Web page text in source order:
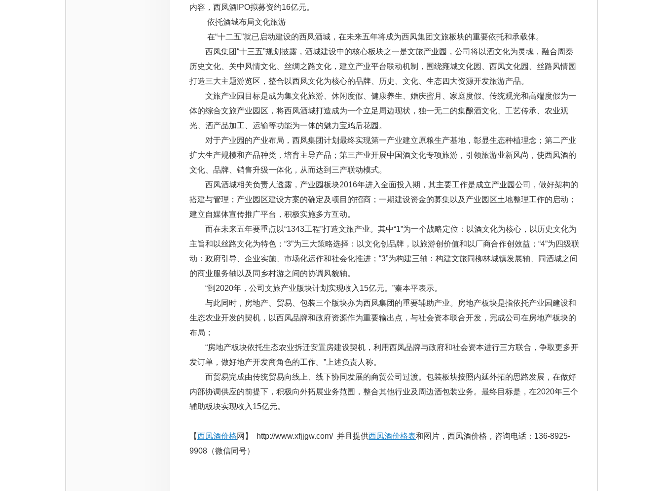
内容，西凤酒IPO拟募资约16亿元。
依托酒城布局文化旅游
在“十二五”就已启动建设的西凤酒城，在未来五年将成为西凤集团文旅板块的重要依托和承载体。
西凤集团“十三五”规划披露，酒城建设中的核心板块之一是文旅产业园，公司将以酒文化为灵魂，融合周秦
历史文化、关中风情文化、丝绸之路文化，建立产业平台联动机制，围绕雍城文化园、西凤文化园、丝路风情园
打造三大主题游览区，整合以西凤文化为核心的品牌、历史、文化、生态四大资源开发旅游产品。
文旅产业园目标是成为集文化旅游、休闲度假、健康养生、婚庆蜜月、家庭度假、传统观光和高端度假为一
体的综合文旅产业园区，将西凤酒城打造成为一个立足周边现状，独一无二的集酿酒文化、工艺传承、农业观
光、酒产品加工、运输等功能为一体的魅力宝鸡后花园。
对于产业园的产业布局，西凤集团计划最终实现第一产业建立原粮生产基地，彰显生态种植理念；第二产业
扩大生产规模和产品种类，培育主导产品；第三产业开展中国酒文化专项旅游，引领旅游业新风尚，使西凤酒的
文化、品牌、销售升级一体化，从而达到三产联动模式。
西凤酒城相关负责人透露，产业园板块2016年进入全面投入期，其主要工作是成立产业园公司，做好架构的
搭建与管理；产业园区建设方案的确定及项目的招商；一期建设资金的募集以及产业园区土地整理工作的启动；
建立自媒体宣传推广平台，积极实施多方互动。
而在未来五年要重点以“1343工程”打造文旅产业。其中“1”为一个战略定位：以酒文化为核心，以历史文化为
主旨和以丝路文化为特色；“3”为三大策略选择：以文化创品牌，以旅游创价值和以厂商合作创效益；“4”为四级联
动：政府引导、企业实施、市场化运作和社会化推进；“3”为构建三轴：构建文旅同柳林城镇发展轴、同酒城之间
的商业服务轴以及同乡村游之间的协调风貌轴。
“到2020年，公司文旅产业版块计划实现收入15亿元。”秦本平表示。
与此同时，房地产、贸易、包装三个版块亦为西凤集团的重要辅助产业。房地产板块是指依托产业园建设和
生态农业开发的契机，以西凤品牌和政府资源作为重要输出点，与社会资本联合开发，完成公司在房地产板块的
布局；
“房地产板块依托生态农业拆迁安置房建设契机，利用西凤品牌与政府和社会资本进行三方联合，争取更多开
发订单，做好地产开发商角色的工作。”上述负责人称。
而贸易完成由传统贸易向线上、线下协同发展的商贸公司过渡。包装板块按照内延外拓的思路发展，在做好
内部协调供应的前提下，积极向外拓展业务范围，整合其他行业及周边酒包装业务。最终目标是，在2020年三个
辅助板块实现收入15亿元。
【西凤酒价格网】 http://www.xfjjgw.com/ 并且提供西凤酒价格表和图片，西凤酒价格，咨询电话：136-8925-
9908（微信同号）